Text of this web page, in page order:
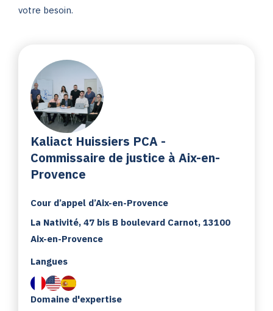
votre besoin.
Kaliact Huissiers PCA -
Commissaire de justice à Aix-en-
Provence
Cour d’appel d’Aix-en-Provence
La Nativité, 47 bis B boulevard Carnot, 13100
Aix-en-Provence
Domaine d'expertise
Langues